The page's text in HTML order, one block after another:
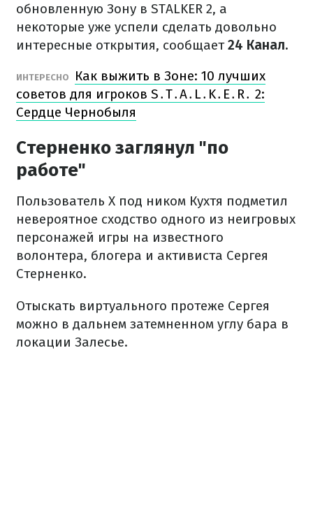
обновленную Зону в STALKER 2, а
некоторые уже успели сделать довольно
интересные открытия, сообщает24 Канал.
ИНТЕРЕСНО
Как выжить в Зоне: 10 лучших
советов для игроков S․T․A․L․K․E․R․ 2:
Сердце Чернобыля
Стерненко заглянул "по
работе"
Пользователь X под ником Кухтя подметил
невероятное сходство одного из неигровых
персонажей игры на известного
волонтера, блогера и активиста Сергея
Стерненко.
Отыскать виртуального протеже Сергея
можно в дальнем затемненном углу бара в
локации Залесье.